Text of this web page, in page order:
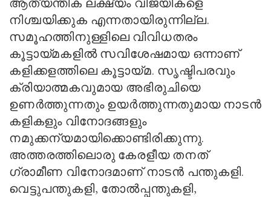
നിശ്ചയിക്കുക എന്നതായിരുന്നില്ല.
സമൂഹത്തിനുള്ളിലെ വിവിധതരം
കൂട്ടായ്മകളില്‍ സവിശേഷമായ ഒന്നാണ്
കളിക്കളത്തിലെ കൂട്ടായ്മ. സൃഷ്ടിപരവും
ക്രിയാത്മകവുമായ അഭിരുചിയെ
ഉണര്‍ത്തുന്നതും ഉയര്‍ത്തുന്നതുമായ നാടന്‍
കളികളും വിനോദങ്ങളും
നമുക്കന്യമായിക്കൊണ്ടിരിക്കുന്നു.
അത്തരത്തിലൊരു കേരളീയ തനത്
ഗ്രാമീണ വിനോദമാണ് നാടന്‍ പന്തുകളി.
വെട്ടുപന്തുകളി, തോല്‍പ്പന്തുകളി,